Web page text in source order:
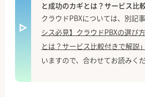
と成功のカギとは？サービス比
クラウドPBXについては、別記事
シス必見】クラウドPBXの選び
とは？サービス比較付きで解説」
いますので、合わせてお読みくだ